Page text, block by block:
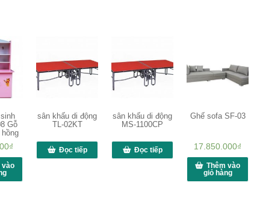
Gỗ
₫
vào
sân khấu di động
TL-02KT
Đọc tiếp
sân khấu di động
MS-1100CP
Đọc tiếp
Ghế sofa SF-03
17.850.000₫
Thêm vào
giỏ hàng